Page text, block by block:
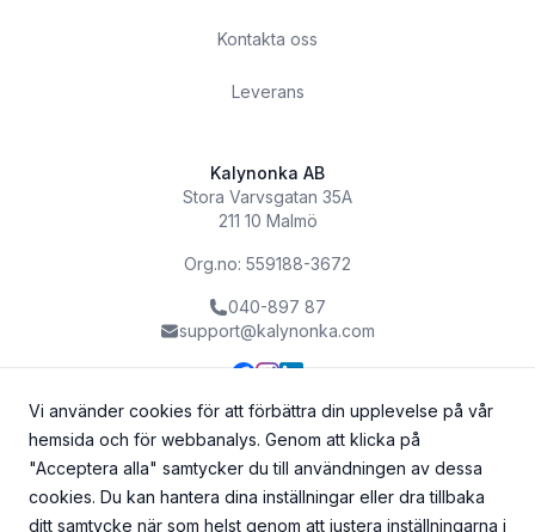
Kontakta oss
Leverans
Kalynonka AB
Stora Varvsgatan 35A
211 10 Malmö
Org.no: 559188-3672
040-897 87
support@kalynonka.com
Vi använder cookies för att förbättra din upplevelse på vår
hemsida och för webbanalys. Genom att klicka på
"Acceptera alla" samtycker du till användningen av dessa
cookies. Du kan hantera dina inställningar eller dra tillbaka
ditt samtycke när som helst genom att justera inställningarna i